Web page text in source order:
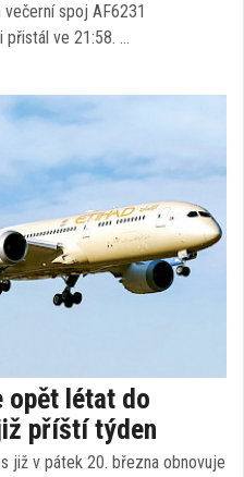
spoj AF6231
přistál ve 21:58. …
opět létat do
příští týden
již v pátek 20. března obnovuje